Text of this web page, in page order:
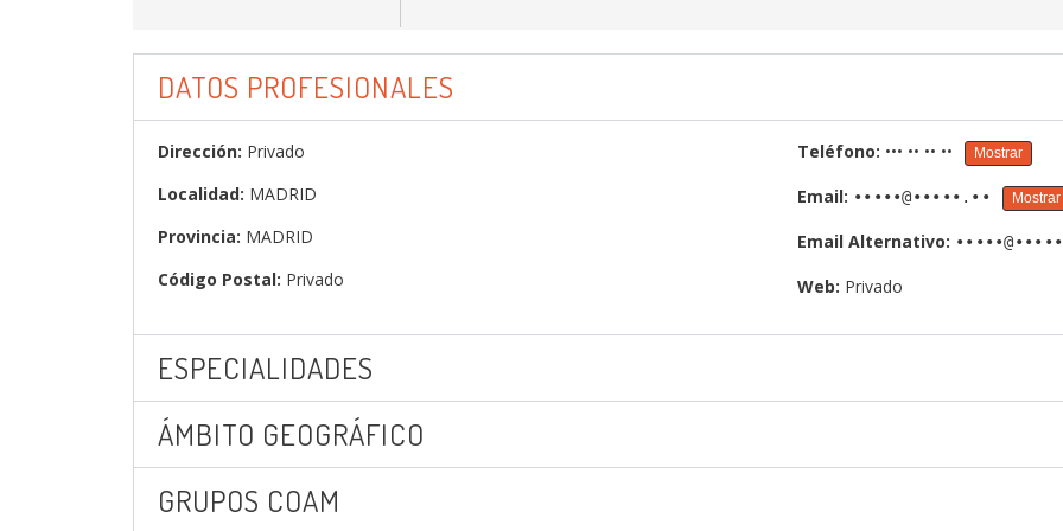
DATOS PROFESIONALES
Dirección: Privado
Localidad: MADRID
Provincia: MADRID
Código Postal: Privado
Teléfono: ••• •• •• •• Mostrar
Email: •••••@•••••.•• Mostrar
Email Alternativo:
Web: Privado
ESPECIALIDADES
ÁMBITO GEOGRÁFICO
GRUPOS COAM